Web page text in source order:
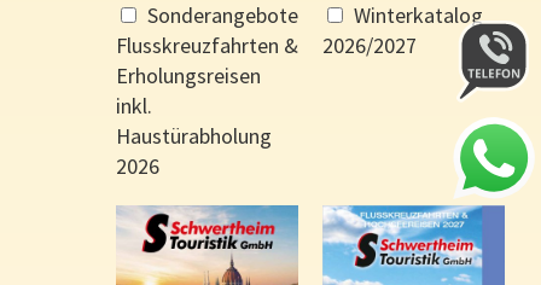
Sonderangebote
Flusskreuzfahrten &
Erholungsreisen
inkl.
Haustürabholung
2026
Winterkatalog
2026/2027